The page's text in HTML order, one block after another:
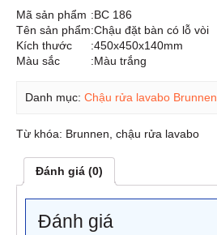
Mã sản phẩm :BC 186
Tên sản phẩm:Chậu đặt bàn có lỗ vòi
Kích thước
:450x450x140mm
Màu sắc
:Màu trắng
Danh mục: Chậu rửa lavabo Brunnen
Từ khóa: Brunnen chậu rửa lavabo
Đánh giá (0)
Đánh giá